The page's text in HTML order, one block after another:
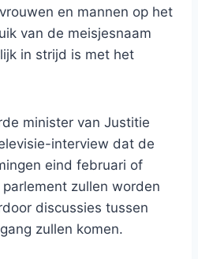
en mannen op het
van de meisjesnaam
in strijd is met het
minister van Justitie
interview dat de
eind februari of
zullen worden
discussies tussen
zullen komen.